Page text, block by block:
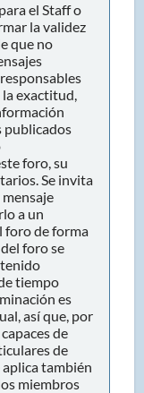
el Staff o
la validez
que no
exactitud,
publicados
foro, su
Se invita
a un
foro de forma
foro se
tiempo
es
así que, por
de
de
también
miembros